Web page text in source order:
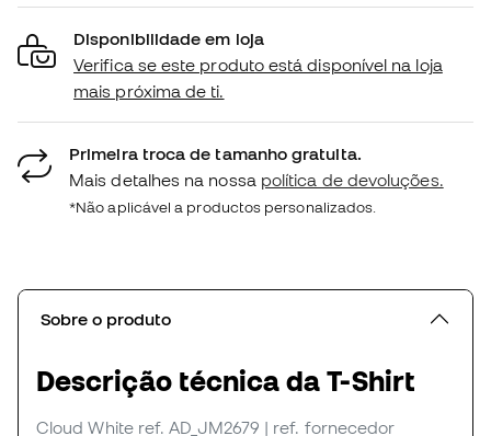
Disponibilidade em loja
Verifica se este produto está disponível na loja
mais próxima de ti.
Primeira troca de tamanho gratuita.
Mais detalhes na nossa política de devoluções.
*Não aplicável a productos personalizados.
Sobre o produto
Descrição técnica da T-Shirt
Cloud White ref. AD_JM2679 | ref. fornecedor